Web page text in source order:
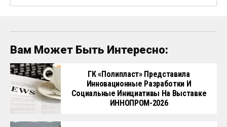
Вам Может Быть Интересно:
ГК «Полипласт» Представила
Инновационные Разработки И
Социальные Инициативы На Выставке
ИННОПРОМ-2026